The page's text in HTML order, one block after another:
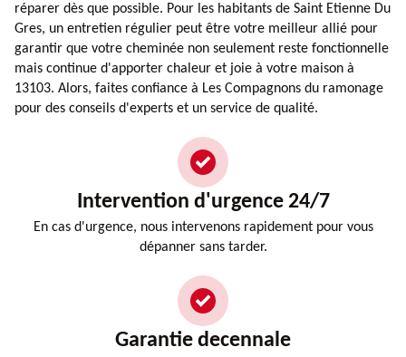
réparer dès que possible. Pour les habitants de Saint Etienne Du
Gres, un entretien régulier peut être votre meilleur allié pour
garantir que votre cheminée non seulement reste fonctionnelle
mais continue d'apporter chaleur et joie à votre maison à
13103. Alors, faites confiance à Les Compagnons du ramonage
pour des conseils d'experts et un service de qualité.
Intervention d'urgence 24/7
En cas d'urgence, nous intervenons rapidement pour vous
dépanner sans tarder.
Garantie decennale